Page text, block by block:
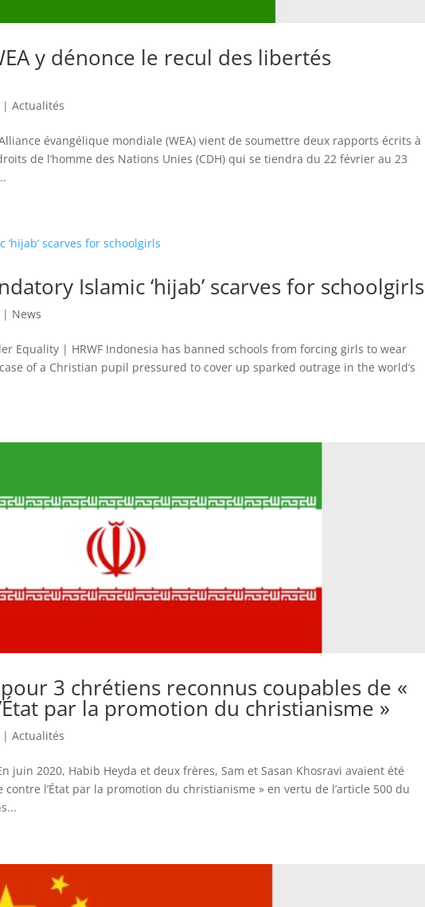
y dénonce le recul des libertés
|Actualités
évangélique mondiale (WEA) vient de soumettre deux rapports écrits à
de l’homme des Nations Unies (CDH) qui se tiendra du 22 février au 23
Islamic ‘hijab’ scarves for schoolgirls
| News
Equality | HRWF Indonesia has banned schools from forcing girls to wear
of a Christian pupil pressured to cover up sparked outrage in the world’s
3 chrétiens reconnus coupables de «
par la promotion du christianisme »
|Actualités
juin 2020, Habib Heyda et deux frères, Sam et Sasan Khosravi avaient été
l’État par la promotion du christianisme » en vertu de l’article 500 du